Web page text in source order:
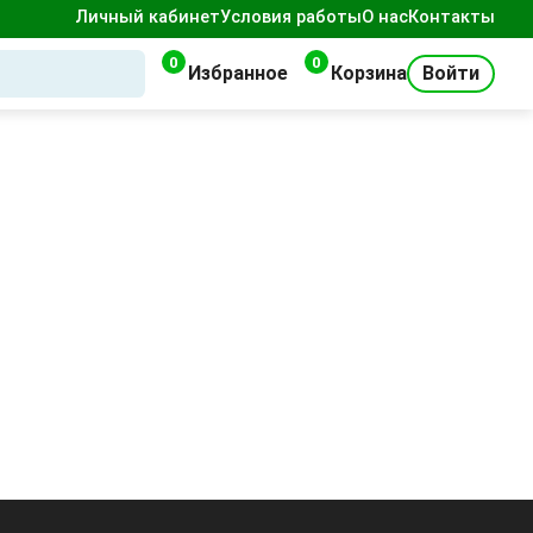
Личный кабинетУсловия работыО насКонтакты
0 Избранное 0 Корзина Войти